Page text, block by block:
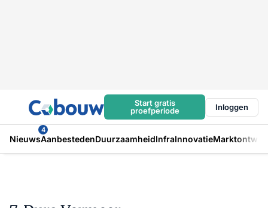
Start gratis
proefperiode
Inloggen
Nieuws
4
AanbestedenDuurzaamheidInfraInnovatie